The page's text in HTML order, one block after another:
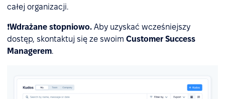
całej organizacji.
❗Wdrażane stopniowo. Aby uzyskać wcześniejszy
dostęp, skontaktuj się ze swoim Customer Success
Managerem.